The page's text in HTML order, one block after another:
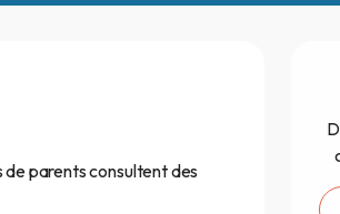
de parents consultent des